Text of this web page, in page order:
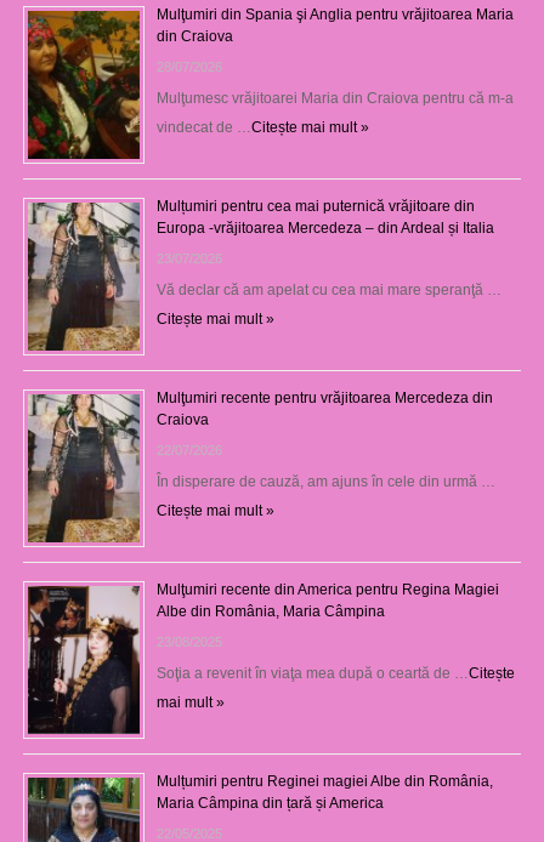
Mulţumiri din Spania şi Anglia pentru vrăjitoarea Maria
din Craiova
28/07/2026
Mulţumesc vrăjitoarei Maria din Craiova pentru că m-a
vindecat de … Citește mai mult »
Mulțumiri pentru cea mai puternică vrăjitoare din
Europa -vrăjitoarea Mercedeza – din Ardeal și Italia
23/07/2026
Vă declar că am apelat cu cea mai mare speranţă …
Citește mai mult »
Mulţumiri recente pentru vrăjitoarea Mercedeza din
Craiova
22/07/2026
În disperare de cauză, am ajuns în cele din urmă …
Citește mai mult »
Mulţumiri recente din America pentru Regina Magiei
Albe din România, Maria Câmpina
23/08/2025
Soţia a revenit în viaţa mea după o ceartă de … Citește
mai mult »
Mulțumiri pentru Reginei magiei Albe din România,
Maria Câmpina din țară și America
22/05/2025